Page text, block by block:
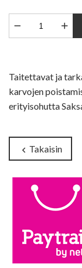
 
Taitettavat ja
karvojen
erityisohutta
chevron_left Takaisin